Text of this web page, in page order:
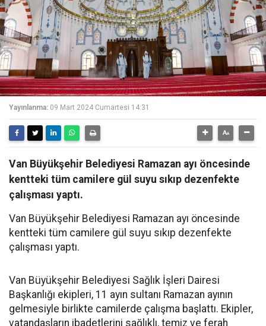
Yayınlanma: 09 Mart 2024 Cumartesi 14:31
Van Büyükşehir Belediyesi Ramazan ayı öncesinde
kentteki tüm camilere gül suyu sıkıp dezenfekte
çalışması yaptı.
Van Büyükşehir Belediyesi Ramazan ayı öncesinde
kentteki tüm camilere gül suyu sıkıp dezenfekte
çalışması yaptı.
Van Büyükşehir Belediyesi Sağlık İşleri Dairesi
Başkanlığı ekipleri, 11 ayın sultanı Ramazan ayının
gelmesiyle birlikte camilerde çalışma başlattı. Ekipler,
vatandaşların ibadetlerini sağlıklı, temiz ve ferah